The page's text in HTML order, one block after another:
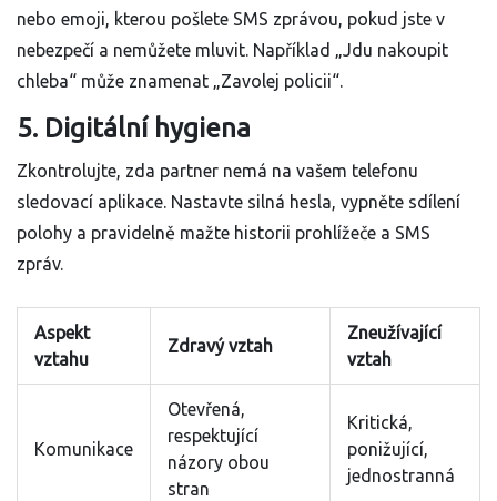
nebo emoji, kterou pošlete SMS zprávou, pokud jste v
nebezpečí a nemůžete mluvit. Například „Jdu nakoupit
chleba“ může znamenat „Zavolej policii“.
5. Digitální hygiena
Zkontrolujte, zda partner nemá na vašem telefonu
sledovací aplikace. Nastavte silná hesla, vypněte sdílení
polohy a pravidelně mažte historii prohlížeče a SMS
zpráv.
Aspekt
vztahu
Zdravý vztah
Zneužívající
vztah
Komunikace
Otevřená,
respektující
názory obou
stran
Kritická,
ponižující,
jednostranná